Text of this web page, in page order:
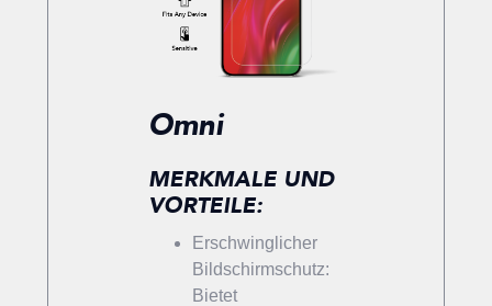
Omni
MERKMALE UND
VORTEILE:
Erschwinglicher
Bildschirmschutz:
Bietet